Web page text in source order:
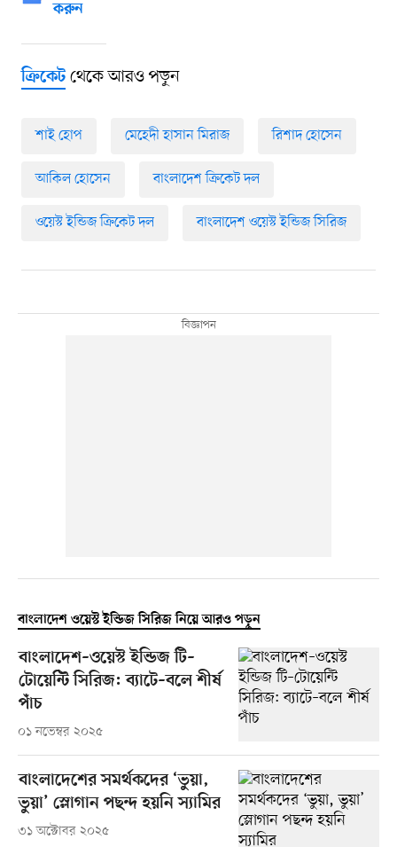
করুন
ক্রিকেটথেকে আরও পড়ুন
শাই হোপ মেহেদী হাসান মিরাজ রিশাদ হোসেন
আকিল হোসেন বাংলাদেশ ক্রিকেট দল
ওয়েস্ট ইন্ডিজ ক্রিকেট দল বাংলাদেশ ওয়েস্ট ইন্ডিজ সিরিজ
বাংলাদেশ ওয়েস্ট ইন্ডিজ সিরিজ নিয়ে আরও পড়ুন
বাংলাদেশ–ওয়েস্ট ইন্ডিজ টি–
টোয়েন্টি সিরিজ: ব্যাটে–বলে শীর্ষ
পাঁচ
০১ নভেম্বর ২০২৫
বাংলাদেশের সমর্থকদের ‘ভুয়া,
ভুয়া’ স্লোগান পছন্দ হয়নি স্যামির
৩১ অক্টোবর ২০২৫